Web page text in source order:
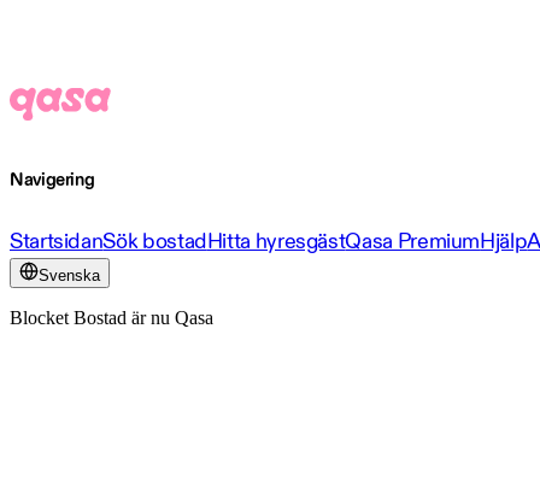
Navigering
StartsidanSök bostadHitta hyresgästQasa PremiumHjälp
Svenska
Blocket Bostad är nu Qasa